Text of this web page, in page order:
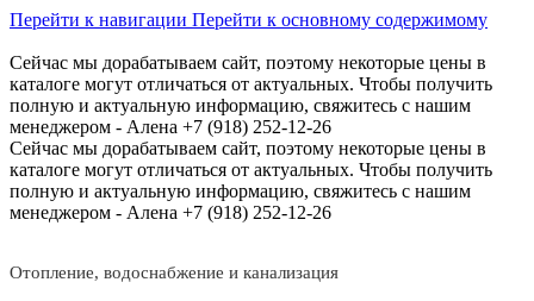
Перейти к навигации Перейти к основному содержимому
Сейчас мы дорабатываем сайт, поэтому некоторые цены в
каталоге могут отличаться от актуальных. Чтобы получить
полную и актуальную информацию, свяжитесь с нашим
менеджером - Алена +7 (918) 252-12-26
Сейчас мы дорабатываем сайт, поэтому некоторые цены в
каталоге могут отличаться от актуальных. Чтобы получить
полную и актуальную информацию, свяжитесь с нашим
менеджером - Алена +7 (918) 252-12-26
Отопление, водоснабжение и канализация